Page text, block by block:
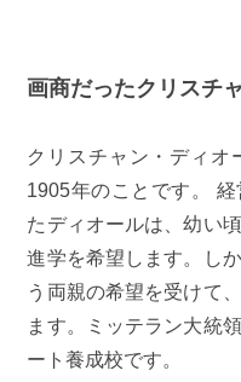
画商だったクリスチ
クリスチャン・ディオ
1905年のことです。
たディオールは、幼い
進学を希望します。し
う両親の希望を受けて
ます。ミッテラン大統
ート養成校です。